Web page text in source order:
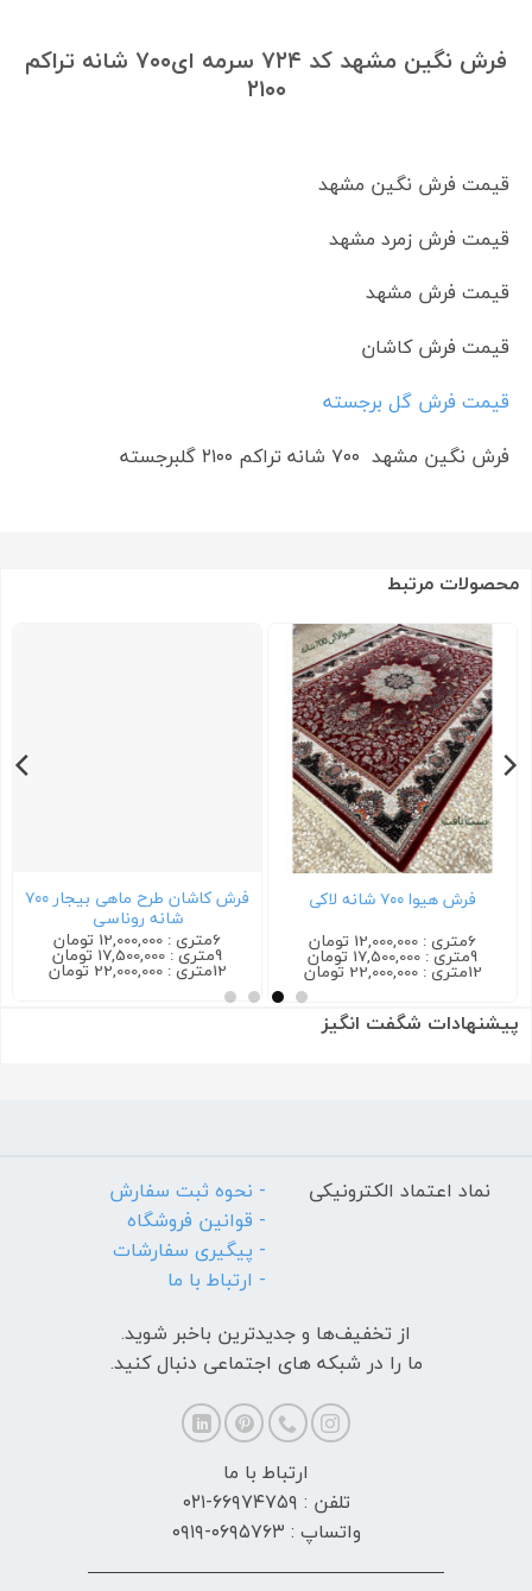
فرش نگین مشهد کد ۷۲۴ سرمه ای۷۰۰ شانه تراکم
۲۱۰۰
قیمت فرش نگین مشهد
قیمت فرش زمرد مشهد
قیمت فرش مشهد
قیمت فرش کاشان
قیمت فرش گل برجسته
فرش نگین مشهد ۷۰۰ شانه تراکم ۲۱۰۰ گلبرجسته
محصولات مرتبط
فرش هیوا ۷۰۰ شانه لاکی
6متری : 12,000,000 تومان
9متری : 17,500,000 تومان
12متری : 22,000,000 تومان
فرش کاشان طرح ماهی بیجار ۷۰۰
شانه روناسی
6متری : 12,000,000 تومان
9متری : 17,500,000 تومان
12متری : 22,000,000 تومان
پیشنهادات شگفت انگیز
نماد اعتماد الکترونیکی
- نحوه ثبت سفارش
- قوانین فروشگاه
- پیگیری سفارشات
- ارتباط با ما
از تخفیف‌ها و جدیدترین‌ باخبر شوید.
ما را در شبکه های اجتماعی دنبال کنید.
ارتباط با ما
تلفن : ۶۶۹۷۴۷۵۹-۰۲۱
واتساپ : ۰۶۹۵۷۶۳-۰۹۱۹